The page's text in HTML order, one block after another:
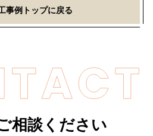
事例トップに戻る
相談ください